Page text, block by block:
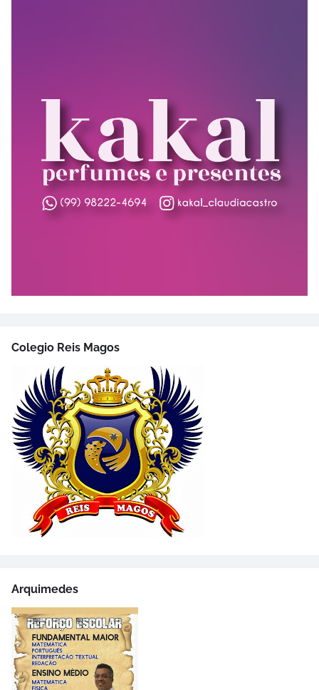
Colegio Reis Magos
Arquimedes